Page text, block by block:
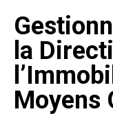
la
Moyens